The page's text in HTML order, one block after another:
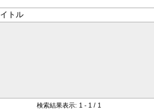
トル
検索結果表示: 1 - 1 / 1